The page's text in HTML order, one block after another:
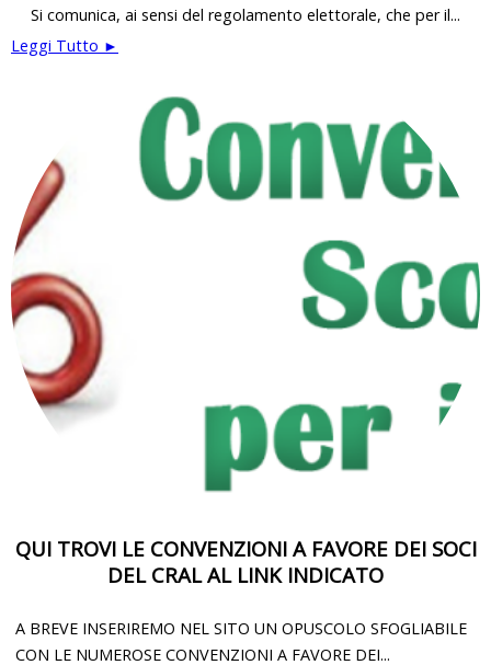
Si comunica, ai sensi del regolamento elettorale, che per il...
Leggi Tutto ►
QUI TROVI LE CONVENZIONI A FAVORE DEI SOCI
DEL CRAL AL LINK INDICATO
A BREVE INSERIREMO NEL SITO UN OPUSCOLO SFOGLIABILE
CON LE NUMEROSE CONVENZIONI A FAVORE DEI...